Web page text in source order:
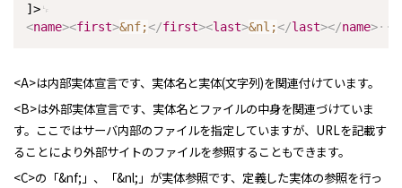
]>
<name><first>&nf;</first><last>&nl;</last></name>
<A>は内部実体宣言です、実体名と実体(文字列)を関連付けています。
<B>は外部実体宣言です、実体名とファイルの中身を関連づけていま
す。ここではサーバ内部のファイルを指定していますが、URLを記載す
ることにより外部サイトのファイルを参照することもできます。
<C>の「&nf;」、「&nl;」が実体参照です、定義した実体の参照を行っ